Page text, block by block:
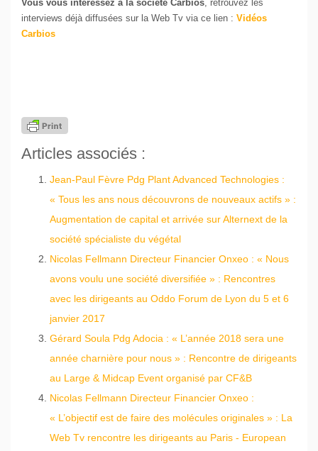
Vous vous intéressez à la société Carbios, retrouvez les
interviews déjà diffusées sur la Web Tv via ce lien : Vidéos
Carbios
Articles associés :
Jean-Paul Fèvre Pdg Plant Advanced Technologies :
« Tous les ans nous découvrons de nouveaux actifs » :
Augmentation de capital et arrivée sur Alternext de la
société spécialiste du végétal
Nicolas Fellmann Directeur Financier Onxeo : « Nous
avons voulu une société diversifiée » : Rencontres
avec les dirigeants au Oddo Forum de Lyon du 5 et 6
janvier 2017
Gérard Soula Pdg Adocia : « L’année 2018 sera une
année charnière pour nous » : Rencontre de dirigeants
au Large & Midcap Event organisé par CF&B
Nicolas Fellmann Directeur Financier Onxeo :
« L’objectif est de faire des molécules originales » : La
Web Tv rencontre les dirigeants au Paris - European